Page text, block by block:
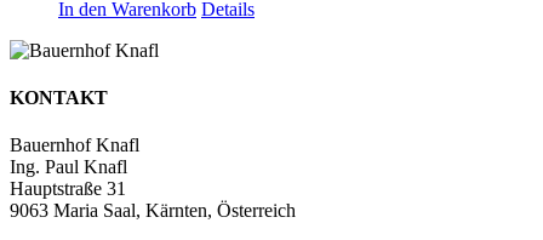
In den Warenkorb Details
KONTAKT
Bauernhof Knafl
Ing. Paul Knafl
Hauptstraße 31
9063 Maria Saal, Kärnten, Österreich